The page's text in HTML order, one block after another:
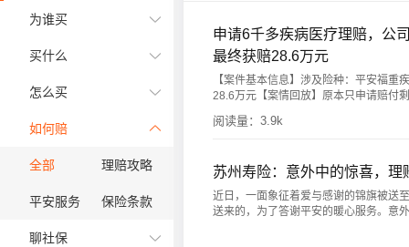
为谁买
买什么
怎么买
如何赔
全部 理赔攻略
平安服务 保险条款
聊社保
申请6千多疾病医疗理赔，公
最终获赔28.6万元
【案件基本信息】涉及险种：平安福
28.6万元【案情回放】原本只申请赔付
阅读量： 3.9k
苏州寿险：意外中的惊喜，理
近日，一面象征着爱与感谢的锦旗被送
送来的，为了答谢平安的暖心服务。意